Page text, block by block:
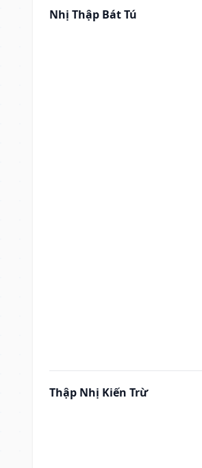
Nhị Thập Bát Tú
Thập Nhị Kiến Trừ